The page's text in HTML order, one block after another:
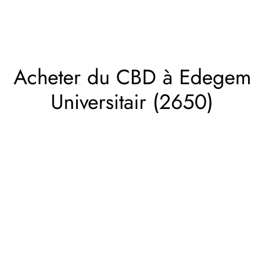
Acheter du CBD à Edegem
Universitair (2650)